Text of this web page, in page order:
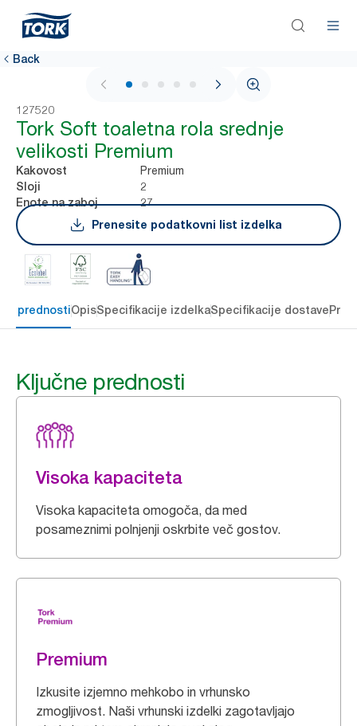
Back
1 / 5
127520
Tork Soft toaletna rola srednje
velikosti Premium
Kakovost Premium
Sloji 2
Enote na zaboj
27
Prenesite podatkovni list izdelka
prednostiOpisSpecifikacije izdelkaSpecifikacije dostave
Ključne prednosti
Visoka kapaciteta
Visoka kapaciteta omogoča, da med
posameznimi polnjenji oskrbite več gostov.
Premium
Izkusite izjemno mehkobo in vrhunsko
zmogljivost. Naši vrhunski izdelki zagotavljajo